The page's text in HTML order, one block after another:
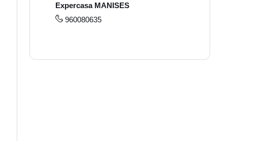
Expercasa MANISES
960080635